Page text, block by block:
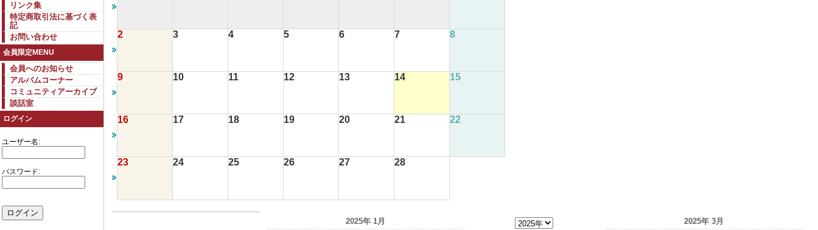
リンク集
特定商取引法に基づく表
記
お問い合わせ
会員限定MENU
会員へのお知らせ
アルバムコーナー
コミュニティアーカイブ
談話室
ログイン
ユーザー名:
パスワード:
2 3 4 5 6 7 8
9 10 11 12 13 14 15
16 17 18 19 20 21 22
23 24 25 26 27 28
2025年 1月
2025年 3月